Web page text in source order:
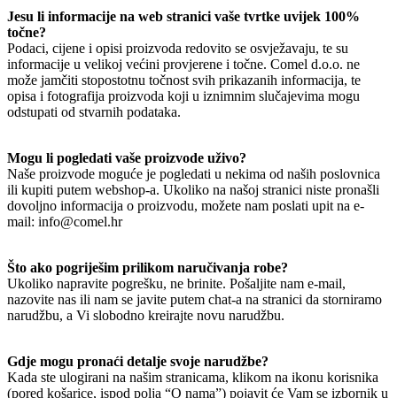
Jesu li informacije na web stranici vaše tvrtke uvijek 100%
točne?
Podaci, cijene i opisi proizvoda redovito se osvježavaju, te su
informacije u velikoj većini provjerene i točne. Comel d.o.o. ne
može jamčiti stopostotnu točnost svih prikazanih informacija, te
opisa i fotografija proizvoda koji u iznimnim slučajevima mogu
odstupati od stvarnih podataka.
Mogu li pogledati vaše proizvode uživo?
Naše proizvode moguće je pogledati u nekima od naših poslovnica
ili kupiti putem webshop-a. Ukoliko na našoj stranici niste pronašli
dovoljno informacija o proizvodu, možete nam poslati upit na e-
mail: info@comel.hr
Što ako pogriješim prilikom naručivanja robe?
Ukoliko napravite pogrešku, ne brinite. Pošaljite nam e-mail,
nazovite nas ili nam se javite putem chat-a na stranici da storniramo
narudžbu, a Vi slobodno kreirajte novu narudžbu.
Gdje mogu pronaći detalje svoje narudžbe?
Kada ste ulogirani na našim stranicama, klikom na ikonu korisnika
(pored košarice, ispod polja “O nama”) pojavit će Vam se izbornik u